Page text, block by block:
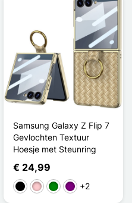
Samsung Galaxy Z Flip 7
Gevlochten Textuur
Hoesje met Steunring
€ 24,99
ZwartRozeGroenPurper
+2